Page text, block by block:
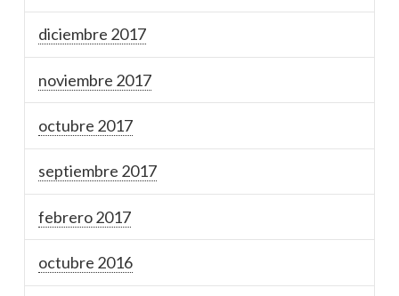
diciembre 2017
noviembre 2017
octubre 2017
septiembre 2017
febrero 2017
octubre 2016